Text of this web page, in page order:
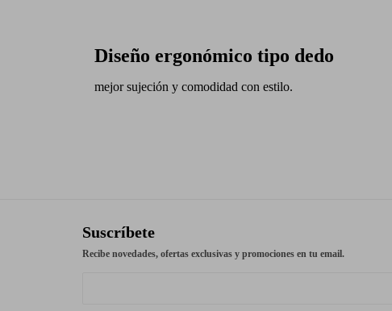
Diseño ergonómico tipo dedo
mejor sujeción y comodidad con estilo.
Suscríbete
Recibe novedades, ofertas exclusivas y promociones en tu email.